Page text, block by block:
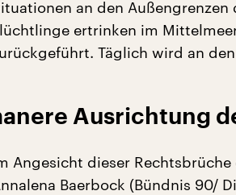
an den Außengrenzen
ertrinken im
Täglich wird an
Ausrichtung
Angesicht dieser
Baerbock (Bündnis 90/